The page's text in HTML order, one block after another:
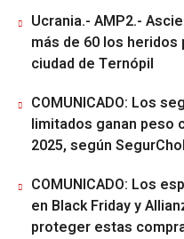
Ucrania.- AMP2.-
más de 60 los
ciudad de Ternópil
COMUNICADO: Los
limitados ganan peso
2025, según
COMUNICADO: Los
en Black Friday y
proteger estas